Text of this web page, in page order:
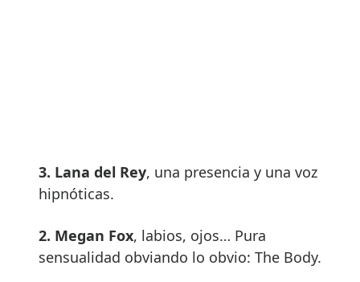
3. Lana del Rey, una presencia y una voz
hipnóticas.
2. Megan Fox, labios, ojos… Pura
sensualidad obviando lo obvio: The Body.